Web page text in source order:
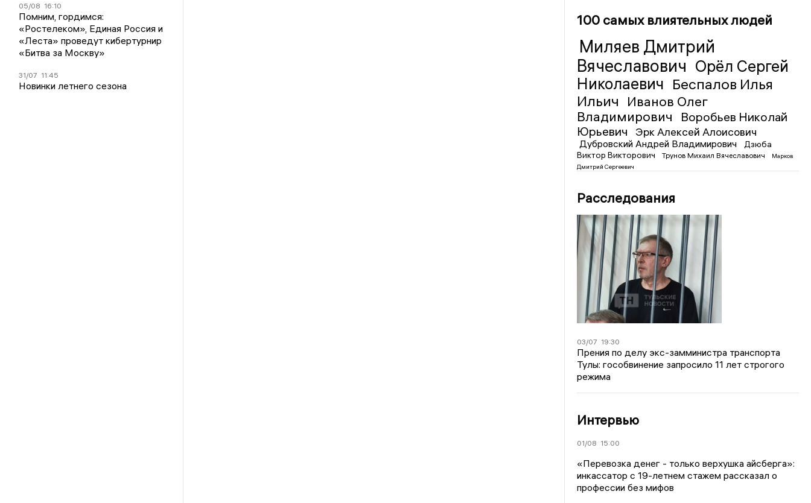
05/08 16:10
Помним, гордимся:
«Ростелеком», Единая Россия и
«Леста» проведут кибертурнир
«Битва за Москву»
31/07 11:45
Новинки летнего сезона
100 самых влиятельных людей
Миляев Дмитрий
Вячеславович Орёл Сергей
Николаевич Беспалов Илья
Ильич
Иванов Олег
Владимирович
Воробьев Николай
Юрьевич
Эрк Алексей Алоисович
Дубровский Андрей Владимирович
Дзюба
Виктор Викторович
Трунов Михаил Вячеславович
Марков
Дмитрий Сергеевич
Расследования
03/07 19:30
Прения по делу экс-замминистра транспорта
Тулы: гособвинение запросило 11 лет строгого
режима
Интервью
01/08 15:00
«Перевозка денег - только верхушка айсберга»:
инкассатор с 19-летнем стажем рассказал о
профессии без мифов